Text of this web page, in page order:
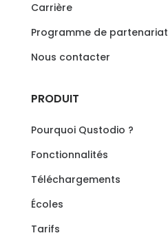
Carrière
Programme de partenariat
Nous contacter
PRODUIT
Pourquoi Qustodio ?
Fonctionnalités
Téléchargements
Écoles
Tarifs